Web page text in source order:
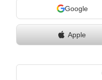
Google
Apple
ボドとも・会員一覧
ボードゲーム業界コラム
ボドゲーマご利用案内